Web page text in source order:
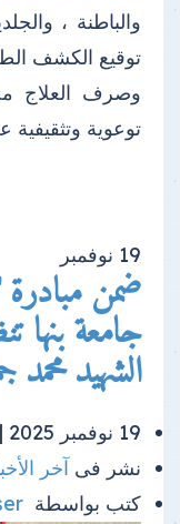
والباطنة ،
وصرف العلاج
توعوية
19 نوفمبر
ضمن
جامعة بنها
الشهيد
19 نوفمبر 2025 |
نشر فى آخر
كتب بواسطة